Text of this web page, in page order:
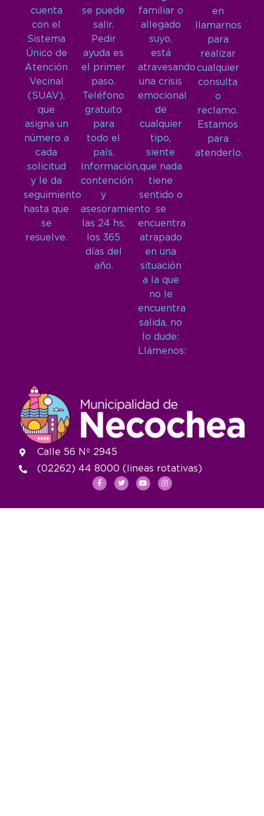
cuenta
con el
Sistema
Único de
Atención
Vecinal
(SUAV),
que
asigna un
número a
cada
solicitud
y le da
seguimiento
hasta que
se
resuelve.
se puede
salir.
Pedir
ayuda es
el primer
paso.
Teléfono
gratuito
para
todo el
país.
Información,
contención
y
asesoramiento
las 24 hs,
los 365
días del
año.
familiar o
allegado
suyo,
está
atravesando
una crisis
emocional
de
cualquier
tipo,
siente
que nada
tiene
sentido o
se
encuentra
atrapado
en una
situación
a la que
no le
encuentra
salida, no
lo dude:
Llámenos:
en
llamarnos
para
realizar
cualquier
consulta
o
reclamo.
Estamos
para
atenderlo.
Calle 56 Nº 2945
(02262) 44 8000 (lineas rotativas)